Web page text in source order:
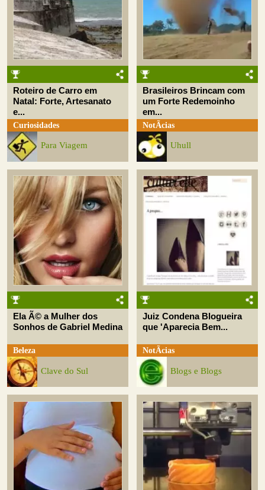
Roteiro de Carro em
Natal: Forte, Artesanato
e...
Curiosidades
Para Viagem
Brasileiros Brincam com
um Forte Redemoinho
em...
NotÃ­cias
Uhull
Ela Ã© a Mulher dos
Sonhos de Gabriel Medina
Beleza
Clave do Sul
Juiz Condena Blogueira
que 'Aparecia Bem...
NotÃ­cias
Blogs e Blogs